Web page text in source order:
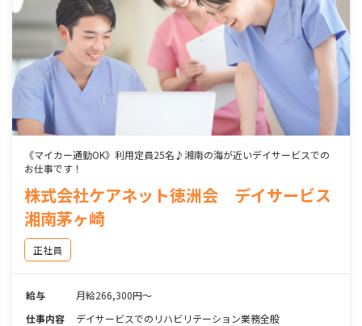
《マイカー通勤OK》利用定員25名♪湘南の海が近いデイサービスでの
お仕事です！
株式会社ケアネット徳洲会 デイサービス
湘南茅ヶ崎
正社員
給与
月給266,300円～
仕事内容
デイサービスでのリハビリテーション業務全般